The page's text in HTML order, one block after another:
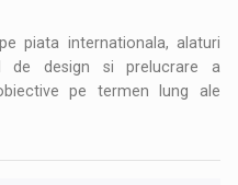
piata internationala, alaturi
de design si prelucrare a
pe termen lung ale